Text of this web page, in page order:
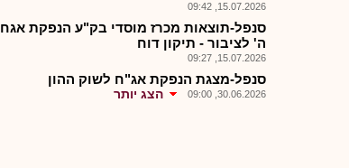
15.07.2026, 09:42
סנפל-תוצאות מכרז מוסדי בק"ע הנפקת אגח
ה' לציבור - תיקון דוח
15.07.2026, 09:27
סנפל-מצגת הנפקת אג"ח לשוק ההון
30.06.2026, 09:00 הצג יותר